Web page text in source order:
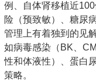
例、自体肾移植近
险（预致敏）、糖尿
管理上有着独到的见
如病毒感染（BK、
性和体液性）、蛋白
策略。